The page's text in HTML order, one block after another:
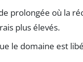
prolongée où la
plus élevés.
le domaine est